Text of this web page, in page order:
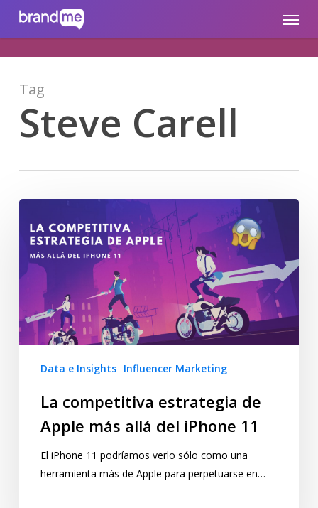
brandme.la Menu
Tag
Steve Carell
Data e Insights Influencer Marketing
La competitiva estrategia de
Apple más allá del iPhone 11
El iPhone 11 podríamos verlo sólo como una
herramienta más de Apple para perpetuarse en…